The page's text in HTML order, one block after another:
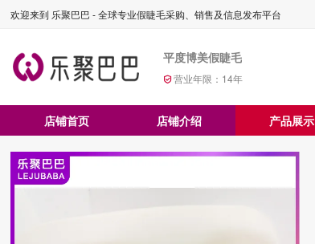
欢迎来到 乐聚巴巴 - 全球专业假睫毛采购、销售及信息发布平台
平度博美假睫毛
营业年限： 14年
店铺首页 店铺介绍 产品展示